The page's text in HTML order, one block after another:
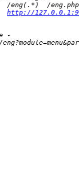
http://